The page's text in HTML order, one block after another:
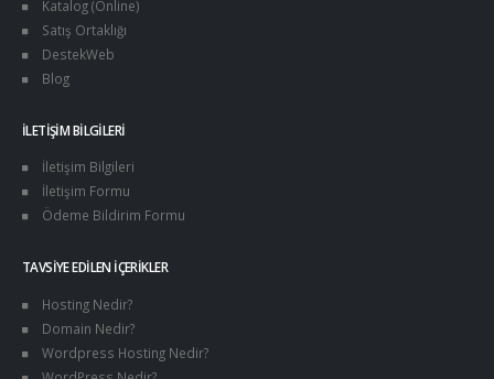
Katalog (Online)
Satış Ortaklığı
DestekWeb
Blog
İLETIŞIM BILGILERI
İletişim Bilgileri
İletişim Formu
Ödeme Bildirim Formu
TAVSIYE EDILEN İÇERIKLER
Hosting Nedir?
Domain Nedir?
Wordpress Hosting Nedir?